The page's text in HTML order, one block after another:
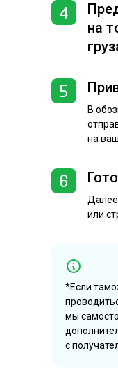
В
на
на
или
*Если
мы
с